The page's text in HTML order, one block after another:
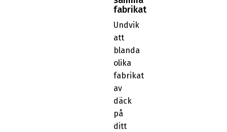
fabrikat
Undvik
att
blanda
olika
fabrikat
av
däck
på
ditt